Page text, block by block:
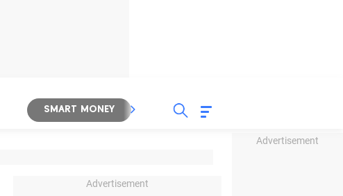
Advertisement
SMART MONEY INSPIRASI BISNIS
Advertisement